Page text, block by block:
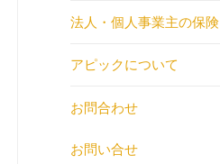
法人・個人事業主の保険
アピックについて
お問合わせ
お問い合せ